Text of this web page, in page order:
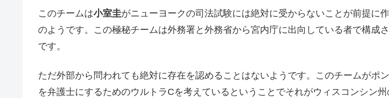
このチームは小室圭がニューヨークの司法試験には絶対に受からないことが前提に
のようです。この極秘チームは外務署と外務省から宮内庁に出向している者で構成
です。
ただ外部から問われても絶対に存在を認めることはないようです。このチームがポ
を弁護士にするためのウルトラCを考えているということでそれがウィスコンシン州